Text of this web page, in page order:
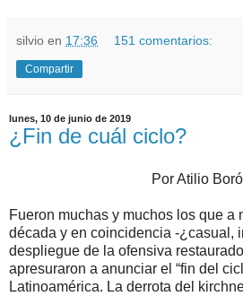
silvio en 17:36 151 comentarios:
Compartir
lunes, 10 de junio de 2019
¿Fin de cuál ciclo?
Por Atilio
Fueron muchas y muchos los que a
década y en coincidencia -¿casual,
despliegue de la ofensiva
apresuraron a anunciar el “fin del
Latinoamérica. La derrota del